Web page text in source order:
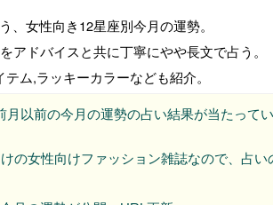
、女性向き12星座別今月の運勢。
アドバイスと共に丁寧にやや長文で占う。
ム,ラッキーカラーなども紹介。
月以前の今月の運勢の占い結果が当たって
の女性向けファッション雑誌なので、占